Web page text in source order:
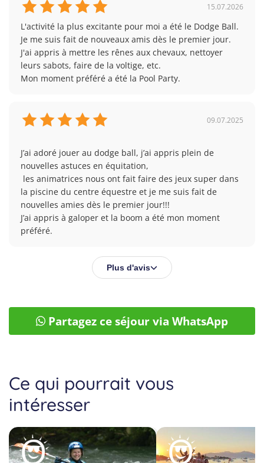
15.07.2026
L'activité la plus excitante pour moi a été le Dodge Ball.
Je me suis fait de nouveaux amis dès le premier jour.
J'ai appris à mettre les rênes aux chevaux, nettoyer
leurs sabots, faire de la voltige, etc.
09.07.2025
J’ai adoré jouer au dodge ball, j’ai appris plein de
nouvelles astuces en équitation,
la piscine du centre équestre et je me suis fait de
nouvelles amies dès le premier jour!!!
J’ai appris à galoper et la boom a été mon moment
préféré.
Plus d'avis
Partagez ce séjour via WhatsApp
Ce qui pourrait vous
intéresser